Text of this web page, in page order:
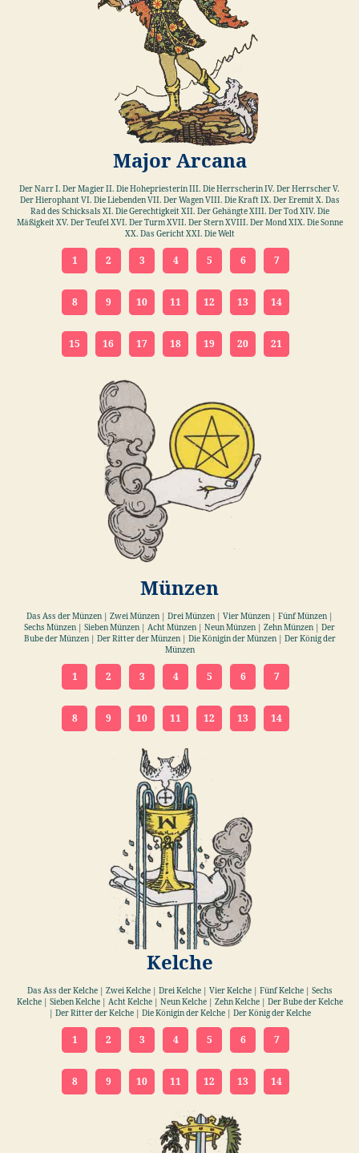
Major Arcana
Der Narr I. Der Magier II. Die Hohepriesterin III. Die Herrscherin IV. Der Herrscher V.
Der Hierophant VI. Die Liebenden VII. Der Wagen VIII. Die Kraft IX. Der Eremit X. Das
Rad des Schicksals XI. Die Gerechtigkeit XII. Der Gehängte XIII. Der Tod XIV. Die
Mäßigkeit XV. Der Teufel XVI. Der Turm XVII. Der Stern XVIII. Der Mond XIX. Die Sonne
XX. Das Gericht XXI. Die Welt
1 2 3 4 5 6 7
8 9 10 11 12 13 14
15 16 17 18 19 20 21
Münzen
Das Ass der Münzen | Zwei Münzen | Drei Münzen | Vier Münzen | Fünf Münzen |
Sechs Münzen | Sieben Münzen | Acht Münzen | Neun Münzen | Zehn Münzen | Der
Bube der Münzen | Der Ritter der Münzen | Die Königin der Münzen | Der König der
Münzen
1 2 3 4 5 6 7
8 9 10 11 12 13 14
Kelche
Das Ass der Kelche | Zwei Kelche | Drei Kelche | Vier Kelche | Fünf Kelche | Sechs
Kelche | Sieben Kelche | Acht Kelche | Neun Kelche | Zehn Kelche | Der Bube der Kelche
| Der Ritter der Kelche | Die Königin der Kelche | Der König der Kelche
1 2 3 4 5 6 7
8 9 10 11 12 13 14